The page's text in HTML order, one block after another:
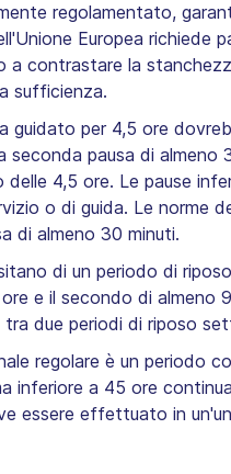
regolamentato,
Europea richiede
a contrastare la
sufficienza.
guidato per 4,5 ore
seconda pausa di
4,5 ore. Le pause
o di guida. Le norme
di almeno 30 minuti.
di un periodo di
e il secondo di
due periodi di riposo
regolare è un periodo
inferiore a 45 ore
essere effettuato in